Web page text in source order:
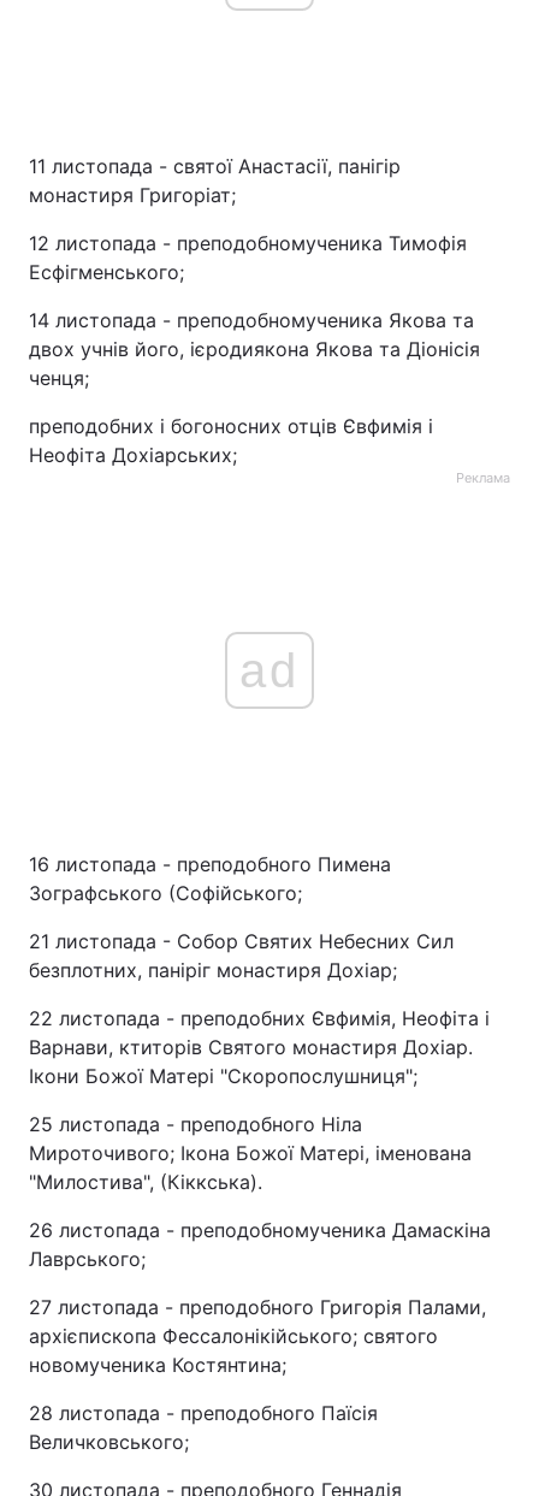
11 листопада - святої Анастасії, панігір
монастиря Григоріат;
12 листопада - преподобномученика Тимофія
Есфігменського;
14 листопада - преподобномученика Якова та
двох учнів його, ієродиякона Якова та Діонісія
ченця;
преподобних і богоносних отців Євфимія і
Неофіта Дохіарських;
Реклама
ad
16 листопада - преподобного Пимена
Зографського (Софійського;
21 листопада - Собор Святих Небесних Сил
безплотних, паніріг монастиря Дохіар;
22 листопада - преподобних Євфимія, Неофіта і
Варнави, ктиторів Святого монастиря Дохіар.
Ікони Божої Матері "Скоропослушниця";
25 листопада - преподобного Ніла
Мироточивого; Ікона Божої Матері, іменована
"Милостива", (Кіккська).
26 листопада - преподобномученика Дамаскіна
Лаврського;
27 листопада - преподобного Григорія Палами,
архієпископа Фессалонікійського; святого
новомученика Костянтина;
28 листопада - преподобного Паїсія
Величковського;
30 листопада - преподобного Геннадія